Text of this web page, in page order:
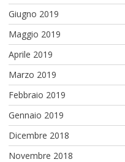
Giugno 2019
Maggio 2019
Aprile 2019
Marzo 2019
Febbraio 2019
Gennaio 2019
Dicembre 2018
Novembre 2018